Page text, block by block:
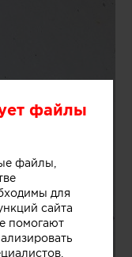
файлы
файлы,
для
сайта
помогают